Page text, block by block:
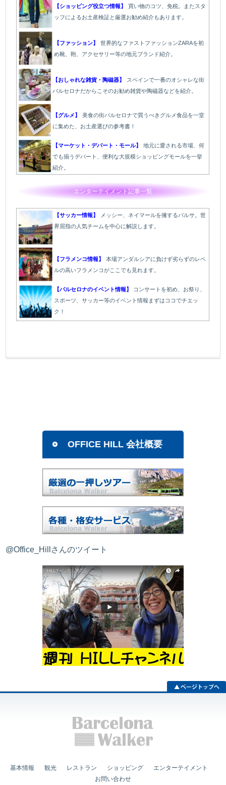
【ショッピング役立つ情報】
買い物のコツ、免税。またスタ
ッフによるお土産検証と厳選お勧め紹介もあります。
【ファッション】
世界的なファストファッションZARAを初
め靴、鞄、アクセサリー等の地元ブランド紹介。
【おしゃれな雑貨・陶磁器】
スペインで一番のオシャレな街
バルセロナだからこそのお勧め雑貨や陶磁器などを紹介。
【グルメ】
美食の街バルセロナで買うべきグルメ食品を一堂
に集めた、お土産選びの参考書！
【マーケット・デパート・モール】
地元に愛される市場、何
でも揃うデパート、便利な大規模ショッピングモールを一挙
紹介。
エンターテイメント記事一覧
【サッカー情報】
メッシー、ネイマールを擁するバルサ。世
界屈指の人気チームを中心に解説します。
【フラメンコ情報】
本場アンダルシアに負けず劣らずのレベ
ルの高いフラメンコがここでも見れます。
【バルセロナのイベント情報】
コンサートを初め、お祭り、
スポーツ、サッカー等のイベント情報まずはココでチエッ
ク！
OFFICE HILL 会社概要
@Office_Hillさんのツイート
基本情報 観光 レストラン ショッピング
エンターテイメント
お問い合わせ